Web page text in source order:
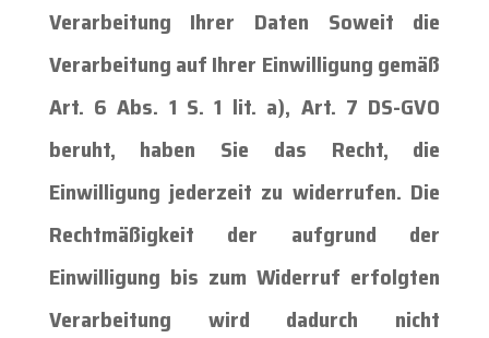
Verarbeitung Ihrer Daten Soweit die
Verarbeitung auf Ihrer Einwilligung gemäß
Art. 6 Abs. 1 S. 1 lit. a), Art. 7 DS-GVO
beruht, haben Sie das Recht, die
Einwilligung jederzeit zu widerrufen. Die
Rechtmäßigkeit der aufgrund der
Einwilligung bis zum Widerruf erfolgten
Verarbeitung wird dadurch nicht